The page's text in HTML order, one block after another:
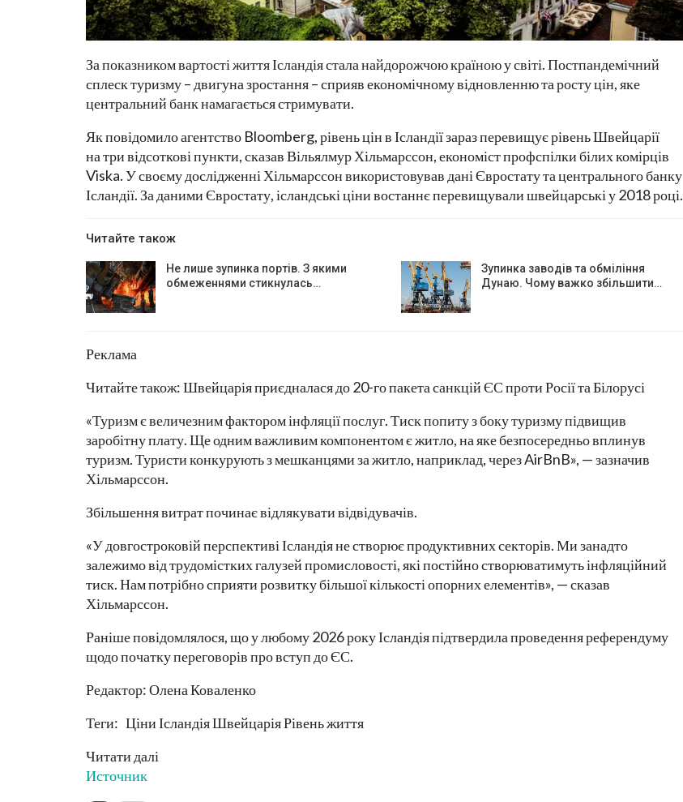
За показником вартості життя Ісландія стала найдорожчою країною у світі. Постпандемічний
сплеск туризму – двигуна зростання – сприяв економічному відновленню та росту цін, яке
центральний банк намагається стримувати.
Як повідомило агентство Bloomberg, рівень цін в Ісландії зараз перевищує рівень Швейцарії
на три відсоткові пункти, сказав Вільялмур Хільмарссон, економіст профспілки білих комірців
Viska. У своєму дослідженні Хільмарссон використовував дані Євростату та центрального банку
Ісландії. За даними Євростату, ісландські ціни востаннє перевищували швейцарські у 2018 році.
Читайте також
Не лише зупинка портів. З якими
обмеженнями стикнулась…
Зупинка заводів та обміління
Дунаю. Чому важко збільшити…
Реклама
Читайте також: Швейцарія приєдналася до 20-го пакета санкцій ЄС проти Росії та Білорусі
«Туризм є величезним фактором інфляції послуг. Тиск попиту з боку туризму підвищив
заробітну плату. Ще одним важливим компонентом є житло, на яке безпосередньо вплинув
туризм. Туристи конкурують з мешканцями за житло, наприклад, через AirBnB», — зазначив
Хільмарссон.
Збільшення витрат починає відлякувати відвідувачів.
«У довгостроковій перспективі Ісландія не створює продуктивних секторів. Ми занадто
залежимо від трудомістких галузей промисловості, які постійно створюватимуть інфляційний
тиск. Нам потрібно сприяти розвитку більшої кількості опорних елементів», — сказав
Хільмарссон.
Раніше повідомлялося, що у любому 2026 року Ісландія підтвердила проведення референдуму
щодо початку переговорів про вступ до ЄС.
Редактор: Олена Коваленко
Теги: Ціни Ісландія Швейцарія Рівень життя
Читати далі
Источник